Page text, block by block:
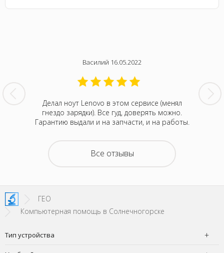
за
Василий 16.05.2022
Делал ноут Lenovo в этом сервисе (менял
гнездо зарядки). Все гуд, доверять можно.
Гарантию выдали и на запчасти, и на работы.
Была
не
Все отзывы
ГЕО
Компьютерная помощь в Солнечногорске
Тип устройства